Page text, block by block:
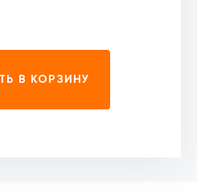
В КОРЗИНУ